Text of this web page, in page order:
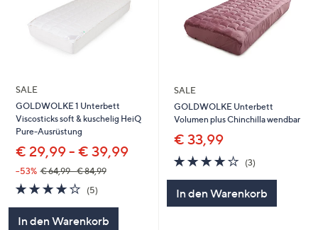
diese
anzuzeigen.
SALE
GOLDWOLKE 1 Unterbett
Viscosticks soft & kuschelig HeiQ
Pure-Ausrüstung
€ 29,99 - € 39,99
--53% € 64,99 - € 84,99
4.2
von
(5)5
In den Warenkorb
SALE
GOLDWOLKE Unterbett
Volumen plus Chinchilla wendbar
€ 33,99
4.0
von
(3)3
In den Warenkorb